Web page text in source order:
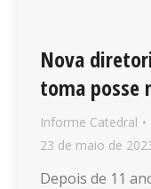
Nova
toma posse
Informe Catedral
23 de maio de
Depois de 11